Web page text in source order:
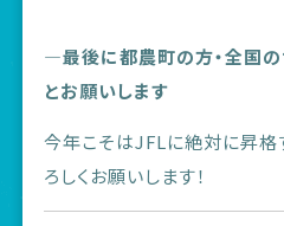
―最後に都農町の方・全国
とお願いします
今年こそはJFLに絶対に昇格
ろしくお願いします！